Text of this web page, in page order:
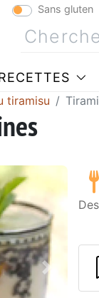
Sans gluten
tiramisu
Suivant